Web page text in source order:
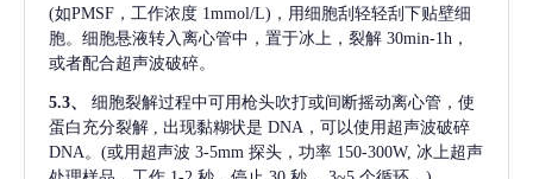
(如PMSF，工作浓度 1mmol/L)，用细胞刮轻轻刮下贴壁细
胞。细胞悬液转入离心管中，置于冰上，裂解 30min-1h，
或者配合超声波破碎。
5.3、
细胞裂解过程中可用枪头吹打或间断摇动离心管，使
蛋白充分裂解 , 出现黏糊状是 DNA，可以使用超声波破碎
DNA。(或用超声波 3-5mm 探头，功率 150-300W, 冰上超声